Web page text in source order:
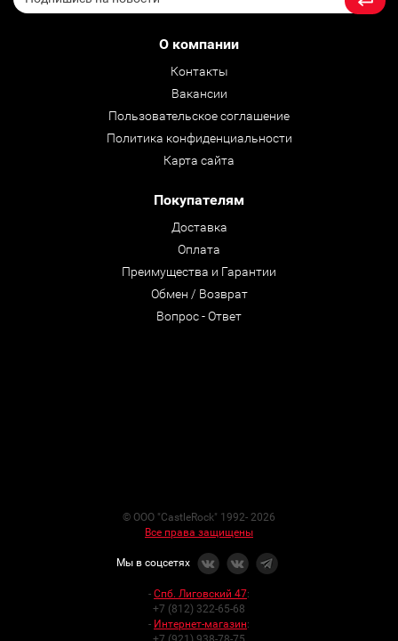
О компании
Контакты
Вакансии
Пользовательское соглашение
Политика конфиденциальности
Карта сайта
Покупателям
Доставка
Оплата
Преимущества и Гарантии
Обмен / Возврат
Вопрос - Ответ
© ООО "CastleRock" 1992- 2026
Все права защищены
Мы в соцсетях
- Спб. Лиговский 47:
+7 (812) 322-65-68
- Интернет-магазин: